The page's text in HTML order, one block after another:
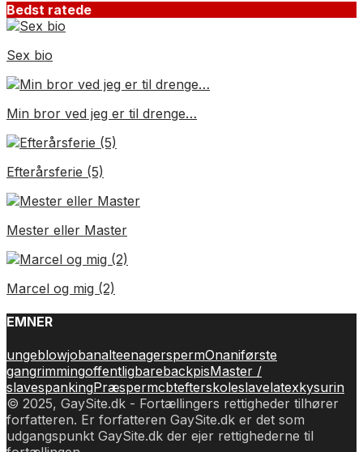
Bedst ratede
Sex bio
Min bror ved jeg er til drenge…
Efterårsferie (5)
Mester eller Master
Marcel og mig (2)
EMNER
ungeblowjobanalteenagerspermOnaniførste
gangrimmingoffentligbarebackpisMaster /
slavespankingPræspermcbtefterskoleslavelatexkysurin
© 2025, GaySite.dk - Fortællingers rettigheder tilhører
forfatteren. Er forfatteren GaySite.dk er det som
udgangspunkt GaySite.dk der ejer rettighederne til